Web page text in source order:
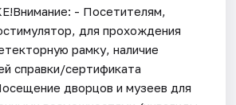
- Посетителям,
для прохождения
рамку, наличие
справки/сертификата
дворцов и музеев для